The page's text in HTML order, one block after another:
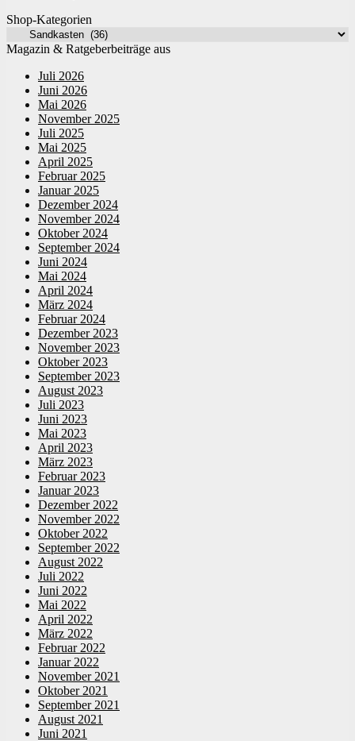
Shop-Kategorien
Magazin & Ratgeberbeiträge aus
Juli 2026
Juni 2026
Mai 2026
November 2025
Juli 2025
Mai 2025
April 2025
Februar 2025
Januar 2025
Dezember 2024
November 2024
Oktober 2024
September 2024
Juni 2024
Mai 2024
April 2024
März 2024
Februar 2024
Dezember 2023
November 2023
Oktober 2023
September 2023
August 2023
Juli 2023
Juni 2023
Mai 2023
April 2023
März 2023
Februar 2023
Januar 2023
Dezember 2022
November 2022
Oktober 2022
September 2022
August 2022
Juli 2022
Juni 2022
Mai 2022
April 2022
März 2022
Februar 2022
Januar 2022
November 2021
Oktober 2021
September 2021
August 2021
Juni 2021